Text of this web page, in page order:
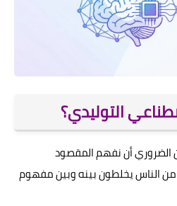
التوليدي؟
أن نفهم المقصود
من الناس يخلطون بينه وبين مفهوم